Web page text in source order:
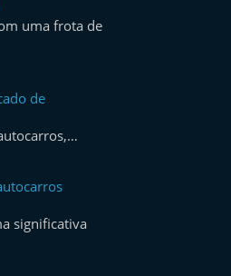
uma frota de
de
significativa